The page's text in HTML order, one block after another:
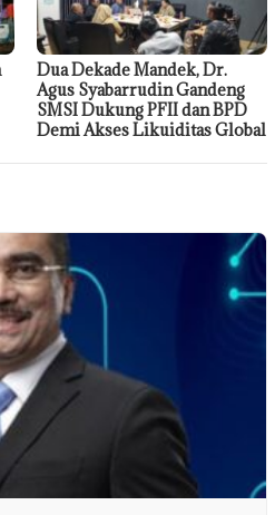
Dua Dekade Mandek, Dr.
Agus Syabarrudin Gandeng
SMSI Dukung PFII dan BPD
Demi Akses Likuiditas Global